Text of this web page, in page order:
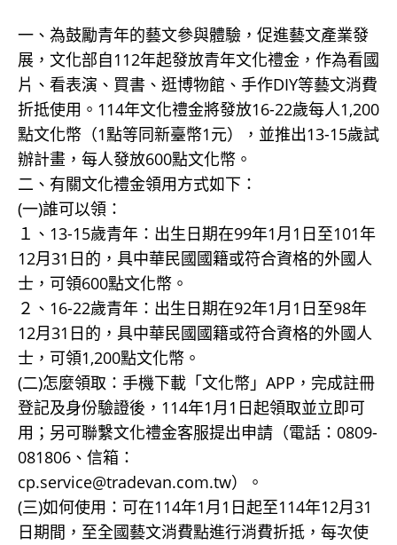
一、為鼓勵青年的藝文參與體驗，促進藝文產業發
展，文化部自112年起發放青年文化禮金，作為看國
片、看表演、買書、逛博物館、手作DIY等藝文消費
折抵使用。114年文化禮金將發放16-22歲每人1,200
點文化幣（1點等同新臺幣1元），並推出13-15歲試
辦計畫，每人發放600點文化幣。
二、有關文化禮金領用方式如下：
(一)誰可以領：
１、13-15歲青年：出生日期在99年1月1日至101年
12月31日的，具中華民國國籍或符合資格的外國人
士，可領600點文化幣。
２、16-22歲青年：出生日期在92年1月1日至98年
12月31日的，具中華民國國籍或符合資格的外國人
士，可領1,200點文化幣。
(二)怎麼領取：手機下載「文化幣」APP，完成註冊
登記及身份驗證後，114年1月1日起領取並立即可
用；另可聯繫文化禮金客服提出申請（電話：0809-
081806、信箱：
cp.service@tradevan.com.tw）。
(三)如何使用：可在114年1月1日起至114年12月31
日期間，至全國藝文消費點進行消費折抵，每次使